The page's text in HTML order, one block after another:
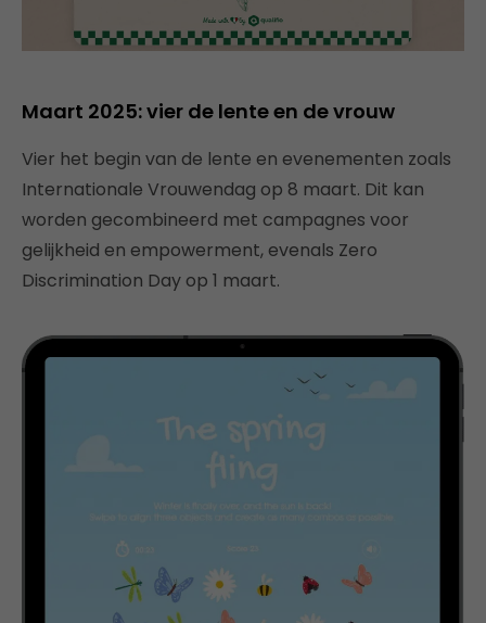
Maart 2025: vier de lente en de vrouw
Vier het begin van de lente en evenementen zoals
Internationale Vrouwendag op 8 maart. Dit kan
worden gecombineerd met campagnes voor
gelijkheid en empowerment, evenals Zero
Discrimination Day op 1 maart.